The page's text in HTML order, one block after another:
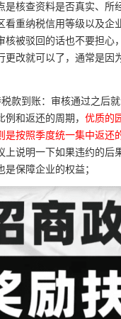
是核查资料是否真实、所
看重纳税信用等级以及企
核被驳回的话也不要担心
更改就可以了，通常是因
款到账：审核通过之后
和返还的周期， 优质的
是按照季度统一集中返还的
上说明一下如果违约的后
保障企业的权益；